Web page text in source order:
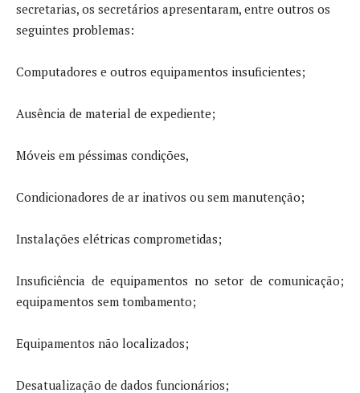
secretarias, os secretários apresentaram, entre outros os
seguintes problemas:
Computadores e outros equipamentos insuficientes;
Ausência de material de expediente;
Móveis em péssimas condições,
Condicionadores de ar inativos ou sem manutenção;
Instalações elétricas comprometidas;
Insuficiência de equipamentos no setor de comunicação;
equipamentos sem tombamento;
Equipamentos não localizados;
Desatualização de dados funcionários;